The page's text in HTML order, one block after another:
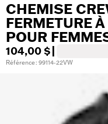
CHEMISE
FERMETURE
POUR
104,00 $
Référence : 99114-22VW